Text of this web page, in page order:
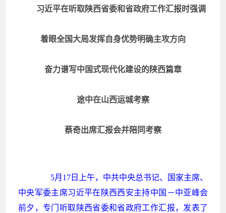
习近平在听取陕西省委和省政府工作汇报时强调
着眼全国大局发挥自身优势明确主攻方向
奋力谱写中国式现代化建设的陕西篇章
途中在山西运城考察
蔡奇出席汇报会并陪同考察
5月17日上午，中共中央总书记、国家主席、
中央军委主席习近平在陕西西安主持中国－中亚峰会
前夕，专门听取陕西省委和省政府工作汇报，发表了